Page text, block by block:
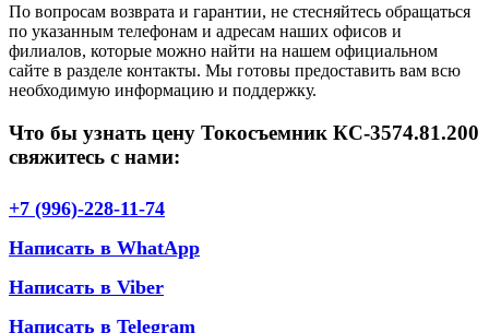
По вопросам возврата и гарантии, не стесняйтесь обращаться
по указанным телефонам и адресам наших офисов и
филиалов, которые можно найти на нашем официальном
сайте в разделе контакты. Мы готовы предоставить вам всю
необходимую информацию и поддержку.
Что бы узнать цену Токосъемник КС-3574.81.200
свяжитесь с нами:
+7 (996)-228-11-74
Написать в WhatApp
Написать в Viber
Написать в Telegram